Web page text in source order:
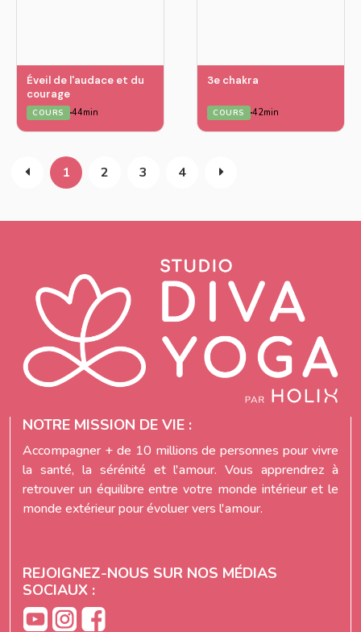
Éveil de l'audace et du
courage
COURS 44min
3e chakra
COURS 42min
1 2 3 4
NOTRE MISSION DE VIE :
Accompagner + de 10 millions de personnes pour vivre
la santé, la sérénité et l'amour. Vous apprendrez à
retrouver un équilibre entre votre monde intérieur et le
monde extérieur pour évoluer vers l'amour.
REJOIGNEZ-NOUS SUR NOS MÉDIAS
SOCIAUX :